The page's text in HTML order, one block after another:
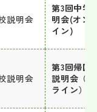
説明会
第3回中学
明会(オン
イン)
説明会
第3回帰国
説明会（
ライン）